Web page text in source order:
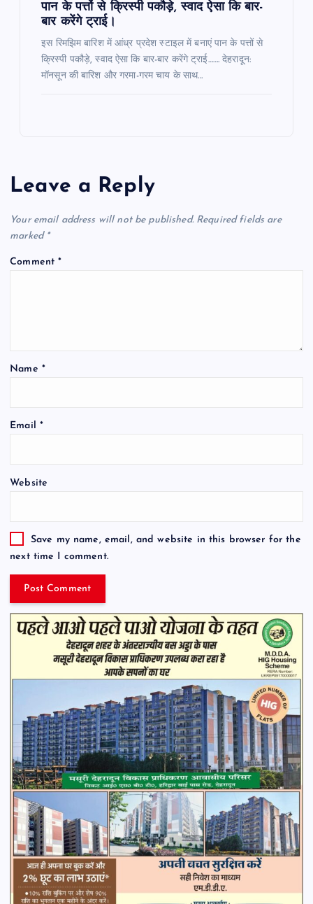
पान के पत्तों से क्रिस्पी पकौड़े, स्वाद ऐसा कि बार-
बार करेंगे ट्राई।
इस रिमझिम बारिश में आंध्र प्रदेश स्टाइल में बनाएं पान के पत्तों से
क्रिस्पी पकौड़े, स्वाद ऐसा कि बार-बार करेंगे ट्राई……. देहरादून:
मॉनसून की बारिश और गरमा-गरम चाय के साथ…
Leave a Reply
Your email address will not be published. Required fields are
marked *
Comment*
Name *
Email *
Website
Save my name, email, and website in this browser for the
next time I comment.